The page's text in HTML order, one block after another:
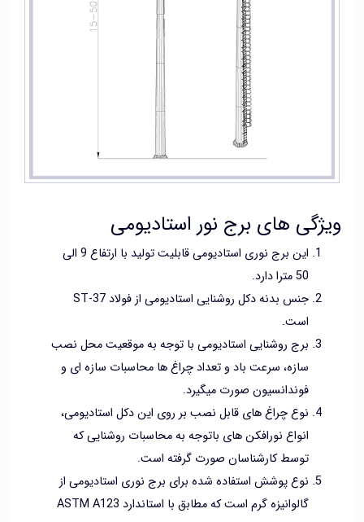
های برج نور استادیومی
این برج نوری استادیومی قابلیت تولید با ارتفاع 9 الی
جنس بدنه دکل روشنایی استادیومی از فولاد ST-37
برج روشنایی استادیومی با توجه به موقعیت محل نصب
سازه، سرعت باد و تعداد چراغ ها محاسبات سازه ای و
فوندانسیون صورت میگیرد.
نوع چراغ های قابل نصب بر روی این دکل استادیومی،
انواع نورافکن های باتوجه به محاسبات روشنایی که
توسط کارشناسان صورت گرفته است.
نوع پوشش استفاده شده برای برج نوری استادیومی از
گالوانیزه گرم است که مطابق با استاندارد ASTM A123